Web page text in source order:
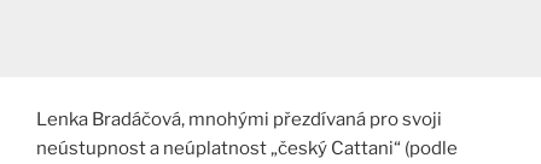
Lenka Bradáčová, mnohými přezdívaná pro svoji
neústupnost a neúplatnost „český Cattani“ (podle